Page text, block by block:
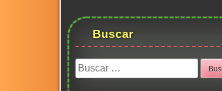
Buscar
Buscar: